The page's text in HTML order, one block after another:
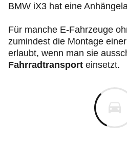
BMW iX3 hat eine
Für manche E-Fahrzeuge
zumindest die Montage
erlaubt, wenn man sie
Fahrradtransport einsetzt.